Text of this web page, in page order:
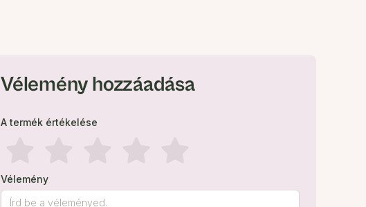
Vélemény hozzáadása
A termék értékelése
Vélemény